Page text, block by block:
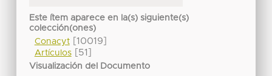
Este ítem aparece en la(s) siguiente(s)
colección(ones)
Conacyt[10019]
Artículos[51]
Visualización del Documento